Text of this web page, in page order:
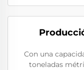
Con una
toneladas